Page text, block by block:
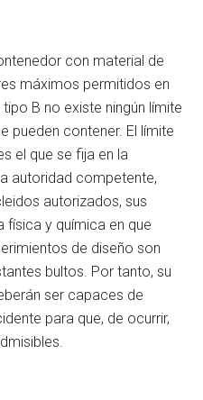
con material de
máximos permitidos en
B no existe ningún límite
pueden contener. El límite
el que se fija en la
autoridad competente,
autorizados, sus
física y química en que
de diseño son
bultos. Por tanto, su
ser capaces de
para que, de ocurrir,